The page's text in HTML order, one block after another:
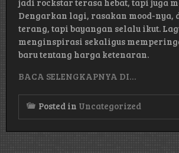
Dengarkan lagi, rasakan mood-nya,
terang, tapi bayangan selalu ikut.
menginspirasi sekaligus
baru tentang harga ketenaran.
BACA SELENGKAPNYA DI…
Posted in Uncategorized